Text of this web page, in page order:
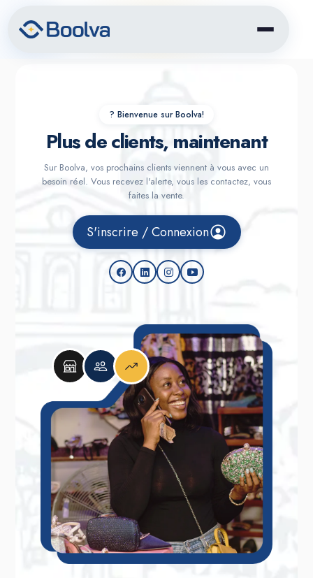
?️ Bienvenue sur Boolva!
Plus de clients, maintenant
Sur Boolva, vos prochains clients viennent à vous avec un
besoin réel. Vous recevez l'alerte, vous les contactez, vous
faites la vente.
S'inscrire / Connexion